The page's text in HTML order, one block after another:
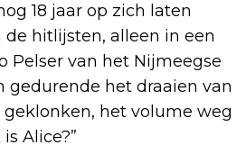
18 jaar op zich laten
hitlijsten, alleen in een
Pelser van het Nijmeegse
gedurende het draaien van
het volume weg
Alice?”